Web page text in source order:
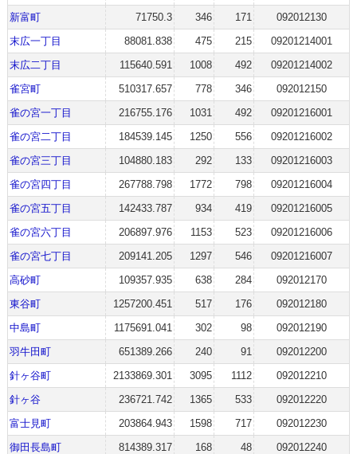
新富町
71750.3 346 171
092012130
末広一丁目
88081.838 475 215
09201214001
末広二丁目
115640.591 1008 492
09201214002
雀宮町
510317.657 778 346
092012150
雀の宮一丁目
216755.176 1031 492
09201216001
雀の宮二丁目
184539.145 1250 556
09201216002
雀の宮三丁目
104880.183 292 133
09201216003
雀の宮四丁目
267788.798 1772 798
09201216004
雀の宮五丁目
142433.787 934 419
09201216005
雀の宮六丁目
206897.976 1153 523
09201216006
雀の宮七丁目
209141.205 1297 546
09201216007
高砂町
109357.935 638 284
092012170
東谷町
1257200.451 517 176
092012180
中島町
1175691.041 302 98
092012190
羽牛田町
651389.266 240 91
092012200
針ヶ谷町
2133869.301 3095 1112
092012210
針ヶ谷
236721.742 1365 533
092012220
富士見町
203864.943 1598 717
092012230
御田長島町
814389.317 168 48
092012240